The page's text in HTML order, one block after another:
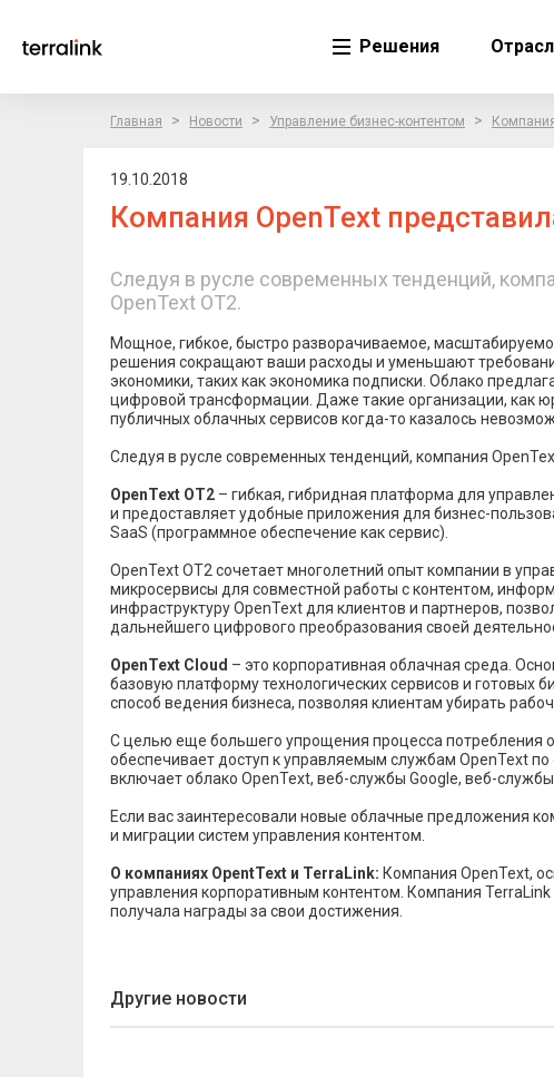
Решения
Главная > Новости > Управление бизнес-контентом >
19.10.2018
Компания OpenText
Следуя в русле современных тенденций,
OpenText OT2.
Мощное, гибкое, быстро разворачиваемое,
решения сокращают ваши расходы и уменьшают
экономики, таких как экономика подписки. Облако
цифровой трансформации. Даже такие организации, как
публичных облачных сервисов когда-то казалось
Следуя в русле современных тенденций, компания
OpenText OT2 – гибкая, гибридная платформа для
и предоставляет удобные приложения для бизнес-
SaaS (программное обеспечение как сервис).
OpenText OT2 сочетает многолетний опыт компании в
микросервисы для совместной работы с контентом,
инфраструктуру OpenText для клиентов и партнеров,
дальнейшего цифрового преобразования своей
OpenText Cloud – это корпоративная облачная среда.
базовую платформу технологических сервисов и
способ ведения бизнеса, позволяя клиентам убирать
С целью еще большего упрощения процесса потребления
обеспечивает доступ к управляемым службам OpenText
включает облако OpenText, веб-службы Google, веб-
Если вас заинтересовали новые облачные предложения
и миграции систем управления контентом.
О компаниях OpentText и TerraLink: Компания OpenText,
управления корпоративным контентом. Компания
получала награды за свои достижения.
Другие новости